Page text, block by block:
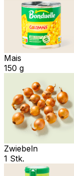
Mais
150 g
Zwiebeln
1 Stk.